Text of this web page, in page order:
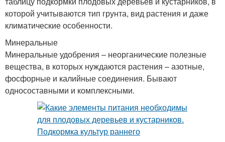
которой учитываются тип грунта, вид растения и даже
климатические особенности.
Минеральные
Минеральные удобрения – неорганические полезные
вещества, в которых нуждаются растения – азотные,
фосфорные и калийные соединения. Бывают
односоставными и комплексными.